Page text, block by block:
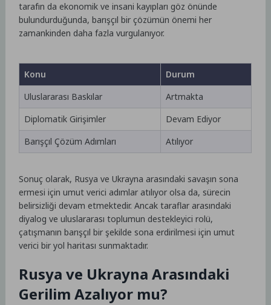
tarafın da ekonomik ve insani kayıpları göz önünde
bulundurduğunda, barışçıl bir çözümün önemi her
zamankinden daha fazla vurgulanıyor.
Konu
Durum
Uluslararası Baskılar
Artmakta
Diplomatik Girişimler
Devam Ediyor
Barışçıl Çözüm Adımları
Atılıyor
Sonuç olarak, Rusya ve Ukrayna arasındaki savaşın sona
ermesi için umut verici adımlar atılıyor olsa da, sürecin
belirsizliği devam etmektedir. Ancak taraflar arasındaki
diyalog ve uluslararası toplumun destekleyici rolü,
çatışmanın barışçıl bir şekilde sona erdirilmesi için umut
verici bir yol haritası sunmaktadır.
Rusya ve Ukrayna Arasındaki
Gerilim Azalıyor mu?